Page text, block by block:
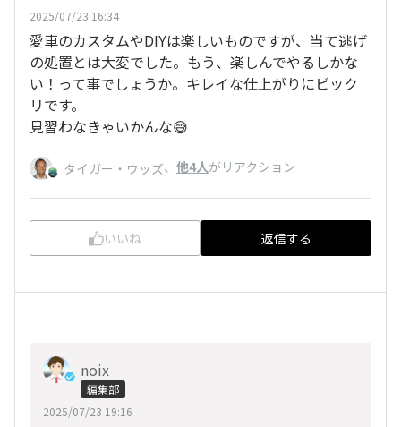
2025/07/23 16:34
愛車のカスタムやDIYは楽しいものですが、当て逃げ
の処置とは大変でした。もう、楽しんでやるしかな
い！って事でしょうか。キレイな仕上がりにビック
リです。
見習わなきゃいかんな😅
タイガー・ウッズ、 他4人がリアクション
いいね 返信する
noix
編集部
2025/07/23 19:16